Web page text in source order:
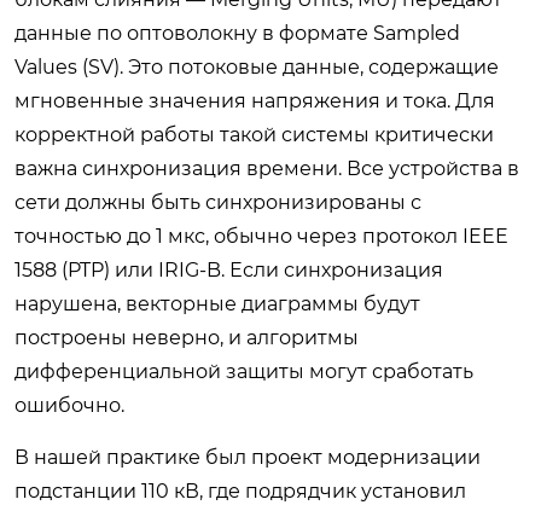
данные по оптоволокну в формате Sampled
Values (SV). Это потоковые данные, содержащие
мгновенные значения напряжения и тока. Для
корректной работы такой системы критически
важна синхронизация времени. Все устройства в
сети должны быть синхронизированы с
точностью до 1 мкс, обычно через протокол IEEE
1588 (PTP) или IRIG-B. Если синхронизация
нарушена, векторные диаграммы будут
построены неверно, и алгоритмы
дифференциальной защиты могут сработать
ошибочно.
В нашей практике был проект модернизации
подстанции 110 кВ, где подрядчик установил